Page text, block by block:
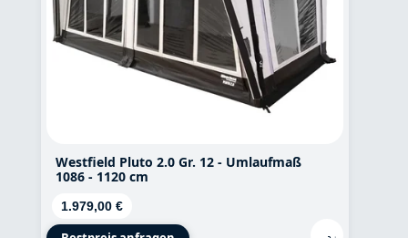
Westfield Pluto 2.0 Gr. 12 - Umlaufmaß
1086 - 1120 cm
Regulärer Preis:
1.979,00 €